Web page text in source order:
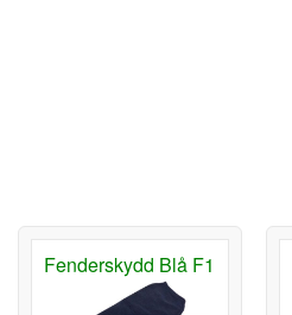
Fenderskydd Blå F1